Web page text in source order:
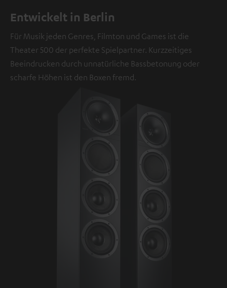
Entwickelt in Berlin
Für Musik jeden Genres, Filmton und Games ist die
Theater 500 der perfekte Spielpartner. Kurzzeitiges
Beeindrucken durch unnatürliche Bassbetonung oder
scharfe Höhen ist den Boxen fremd.